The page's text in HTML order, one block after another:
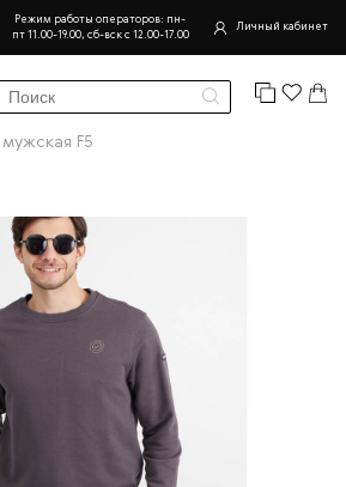
Режим работы операторов: пн-
пт 11.00-19.00, сб-вск с 12.00-17.00
Личный кабинет
мужская F5